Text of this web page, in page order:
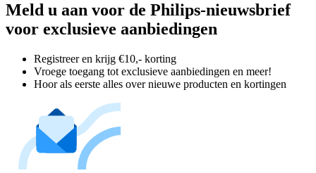
Meld u aan voor de Philips-nieuwsbrief
voor exclusieve aanbiedingen
Registreer en krijg €10,- korting
Vroege toegang tot exclusieve aanbiedingen en meer!
Hoor als eerste alles over nieuwe producten en kortingen